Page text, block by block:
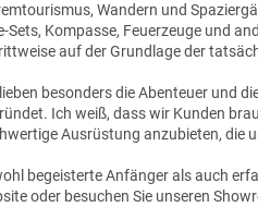
Wandern und
Sets, Kompasse, Feuerzeuge und
auf der Grundlage der
besonders die Abenteuer und
Ich weiß, dass wir Kunden
Ausrüstung anzubieten, die
begeisterte Anfänger als auch
oder besuchen Sie unseren